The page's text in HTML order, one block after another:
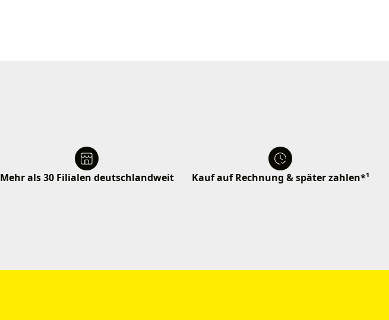
Mehr als 30 Filialen deutschlandweit Kauf auf Rechnung & später zahlen*¹